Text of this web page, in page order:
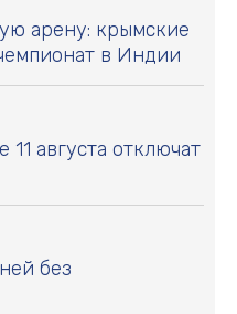
арену: крымские
в Индии
августа отключат
без